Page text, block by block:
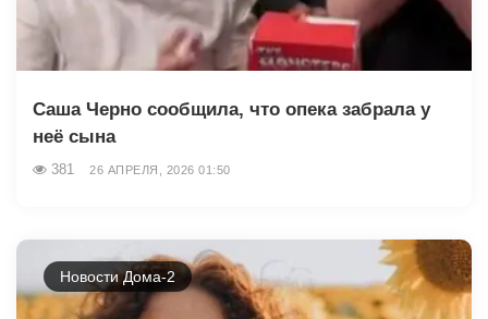
Саша Черно сообщила, что опека забрала у
неё сына
381 26 АПРЕЛЯ, 2026 01:50
Новости Дома-2